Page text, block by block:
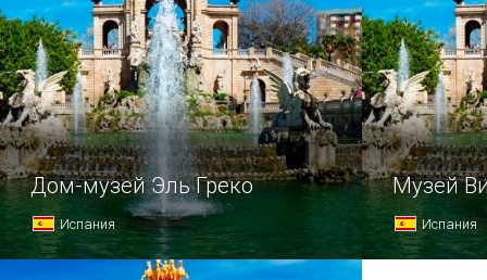
Дом-музей Эль Греко
Испания
Музей
Испания